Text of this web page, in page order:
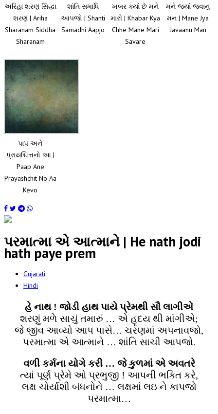
અરિહા શરણં સિદ્ધા
શરણં | Ariha
Sharanam Siddha
Sharanam
શાંતિ સમાધિ
આપજો | Shanti
Samadhi Aapjo
ખબર ક્યાં છે મને
મારી | Khabar Kya
Chhe Mane Mari
Savare
મને જ્યાં જવાનું
મન | Mane Jya
Javaanu Man
પાપ અને
પ્રાયશ્ચિત્તનો આ |
Paap Ane
Prayashchit No Aa
Kevo
પરમાત્મા એ આત્માને | He nath jodi
hath paye prem
Gujarati
Hindi
હે નાથ ! જોડી હાથ પાયે પ્રેમથી સૌ લાગીએ
શરણું મળે સાચું તમારું … એ હૃદય થી માંગીએ;
જે જીવ આવ્યો આપ પાસે… ચરણમાં અપનાવજો,
પરમાત્મા એ આત્માને … શાંતિ સાચી આપજો.
વળી કર્મના યોગે કરી … જે કુળમાં એ અવતરે
ત્યાં પૂર્ણ પ્રેમે ઓ પ્રભુજી ! આપની ભક્તિ કરે,
લક્ષ ચોર્યાશી બંધનોને … લક્ષમાં લઇ ને કાપજો
પરમાત્મા…